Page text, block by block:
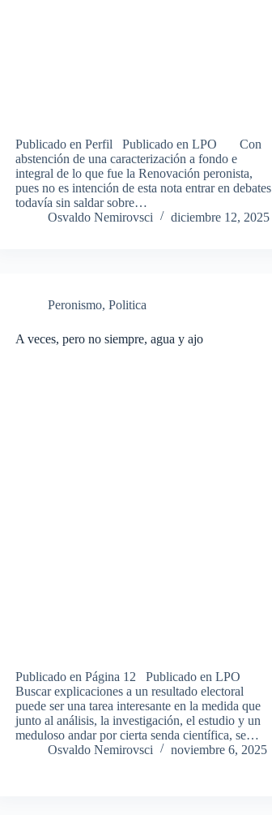
Publicado en Perfil Publicado en LPO Con
abstención de una caracterización a fondo e
integral de lo que fue la Renovación peronista,
pues no es intención de esta nota entrar en debates
todavía sin saldar sobre…
Osvaldo Nemirovsci
diciembre 12, 2025
Peronismo,Politica
A veces, pero no siempre, agua y ajo
Publicado en Página 12 Publicado en LPO
Buscar explicaciones a un resultado electoral
puede ser una tarea interesante en la medida que
junto al análisis, la investigación, el estudio y un
meduloso andar por cierta senda científica, se…
Osvaldo Nemirovsci
noviembre 6, 2025